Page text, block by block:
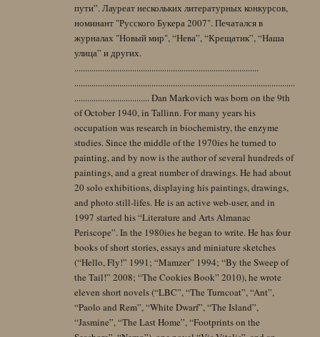
пути”. Лауреат нескольких литературных конкурсов,
номинант "Русского Букера 2007". Печатался в
журналах "Новый мир", “Нева”, “Крещатик”, “Наша
улица” и других.
......................................................................................
.......................................................................................................
................................... Dan Markovich was born on the 9th
of October 1940, in Tallinn. For many years his
occupation was research in biochemistry, the enzyme
studies. Since the middle of the 1970ies he turned to
painting, and by now is the author of several hundreds of
paintings, and a great number of drawings. He had about
20 solo exhibitions, displaying his paintings, drawings,
and photo still-lifes. He is an active web-user, and in
1997 started his “Literature and Arts Almanac
Periscope”. In the 1980ies he began to write. He has four
books of short stories, essays and miniature sketches
(“Hello, Fly!” 1991; “Mamzer” 1994; “By the Sweep of
the Tail!” 2008; “The Cookies Book” 2010), he wrote
eleven short novels (“LBC”, “The Turncoat”, “Ant”,
“Paolo and Rem”, “White Dwarf”, “The Island”,
“Jasmine”, “The Last Home”, “Footprints on the